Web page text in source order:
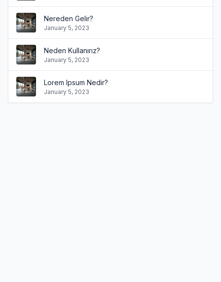
Nereden Gelir?
January 5, 2023
Neden Kullanırız?
January 5, 2023
Lorem Ipsum Nedir?
January 5, 2023